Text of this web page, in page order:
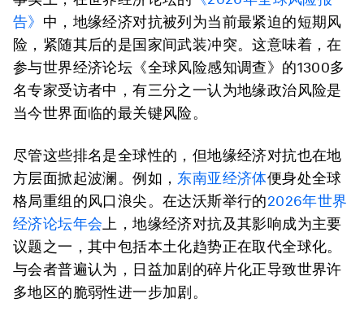
告》 中，地缘经济对抗被列为当前最紧迫的短期风
险，紧随其后的是国家间武装冲突。这意味着，在
参与世界经济论坛《全球风险感知调查》的1300多
名专家受访者中，有三分之一认为地缘政治风险是
当今世界面临的最关键风险。
尽管这些排名是全球性的，但地缘经济对抗也在地
方层面掀起波澜。例如， 东南亚经济体便身处全球
格局重组的风口浪尖。在达沃斯举行的2026年世界
经济论坛年会 上，地缘经济对抗及其影响成为主要
议题之一，其中包括本土化趋势正在取代全球化。
与会者普遍认为，日益加剧的碎片化正导致世界许
多地区的脆弱性进一步加剧。